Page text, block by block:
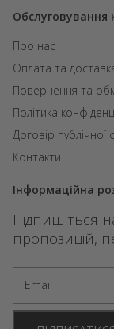
Обслуговування
Про нас
Оплата та
Повернення та
Політика
Договір
Контакти
Інформаційна
Підпишіться
пропозицій,